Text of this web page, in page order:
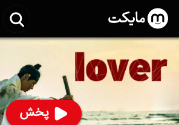
پخش
سریال عزیزترینم
ساخت کره جنوبی سال 2023
رده سنی ۱۸+